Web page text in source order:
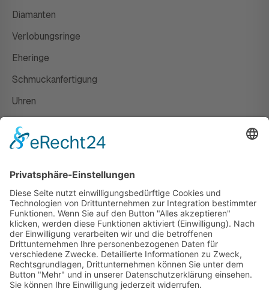
Diamanten
Verlobungsringe
Eheringe
Schmuckanfertigung
Uhren
Susanne Steiger
Geschäfte
Newsletter
Kontakt